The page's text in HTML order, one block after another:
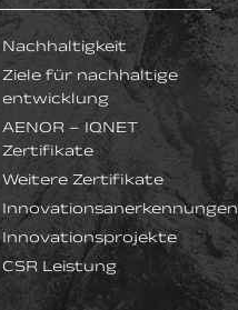
Nachhaltigkeit
Ziele für nachhaltige
entwicklung
AENOR – IQNET
Zertifikate
Weitere Zertifikate
Innovationsanerkennungen
Innovationsprojekte
CSR Leistung